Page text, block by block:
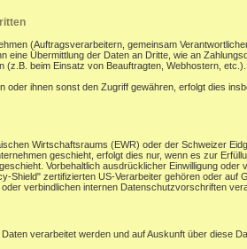
(Auftragsverarbeitern, gemeinsam
Übermittlung der Daten an Dritte, wie an
beim Einsatz von Beauftragten, Webhostern, etc.).
ihnen sonst den Zugriff gewähren, erfolgt dies
Wirtschaftsraums (EWR) oder der Schweizer
geschieht, erfolgt dies nur, wenn es zur
Vorbehaltlich ausdrücklicher Einwilligung
zertifizierten US-Verarbeiter gehören oder
verbindlichen internen Datenschutzvorschriften
verarbeitet werden und auf Auskunft über diese